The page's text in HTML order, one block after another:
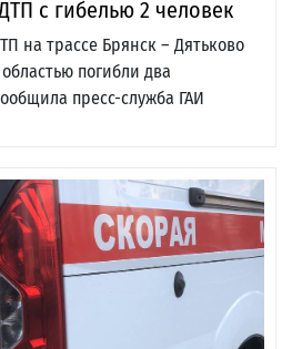
с гибелью 2 человек
на трассе Брянск – Дятьково
погибли два
пресс-служба ГАИ